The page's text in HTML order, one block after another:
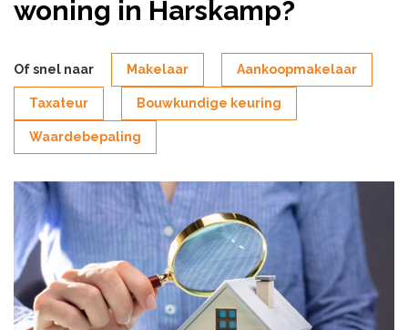
woning in Harskamp?
Of snel naar Makelaar Aankoopmakelaar
Taxateur Bouwkundige keuring
Waardebepaling